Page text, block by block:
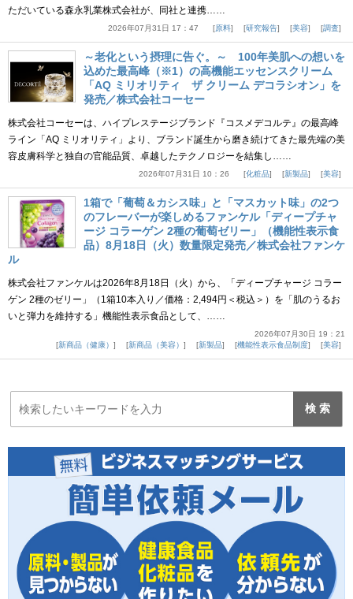
ただいている森永乳業株式会社が、同社と連携……
2026年07月31日 17：47 原料 研究報告 美容 調査
～老化という摂理に告ぐ。～ 100年美肌への想いを
込めた最高峰（※1）の高機能エッセンスクリーム
「AQ ミリオリティ ザ クリーム デコラシオン」を
発売／株式会社コーセー
株式会社コーセーは、ハイプレステージブランド『コスメデコルテ』の最高峰
ライン「AQ ミリオリティ」より、ブランド誕生から磨き続けてきた最先端の美
容皮膚科学と独自の官能品質、卓越したテクノロジーを結集し……
2026年07月31日 10：26 化粧品 新製品 美容
1箱で「葡萄＆カシス味」と「マスカット味」の2つ
のフレーバーが楽しめるファンケル「ディープチャ
ージ コラーゲン 2種の葡萄ゼリー」（機能性表示食
品）8月18日（火）数量限定発売／株式会社ファンケ
ル
株式会社ファンケルは2026年8月18日（火）から、「ディープチャージ コラー
ゲン 2種のゼリー」（1箱10本入り／価格：2,494円＜税込＞）を「肌のうるお
いと弾力を維持する」機能性表示食品として、……
2026年07月30日 19：21
新商品（健康）
新商品（美容） 新製品 機能性表示食品制度 美容